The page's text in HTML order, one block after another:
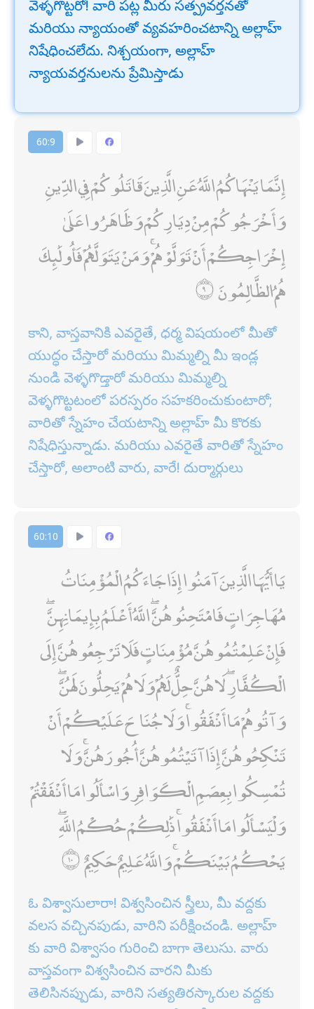
వెళ్ళగొట్టరో! వారి పట్ల మీరు సత్ప్రవర్తనతో
మరియు న్యాయంతో వ్యవహరించటాన్ని అల్లాహ్
నిషేధించలేదు. నిశ్చయంగా, అల్లాహ్
న్యాయవర్తనులను ప్రేమిస్తాడు
60:9
إِنَّمَا يَنْهَاكُمُ اللَّهُ عَنِ الَّذِينَ قَاتَلُوكُمْ فِي الدِّينِ
وَأَخْرَجُوكُمْ مِنْ دِيَارِكُمْ وَظَاهَرُوا عَلَىٰ
إِخْرَاجِكُمْ أَنْ تَوَلَّوْهُمْ ۚ وَمَنْ يَتَوَلَّهُمْ فَأُولَٰئِكَ
هُمُ الظَّالِمُونَ
కాని, వాస్తవానికి ఎవరైతే, ధర్మ విషయంలో మీతో
యుద్ధం చేస్తారో మరియు మిమ్మల్ని మీ ఇండ్ల
నుండి వెళ్ళగొడ్తారో మరియు మిమ్మల్ని
వెళ్ళగొట్టటంలో పరస్పరం సహకరించుకుంటారో;
వారితో స్నేహం చేయటాన్ని అల్లాహ్ మీ కొరకు
నిషేధిస్తున్నాడు. మరియు ఎవరైతే వారితో స్నేహం
చేస్తారో, అలాంటి వారు, వారే! దుర్మార్గులు
60:10
يَا أَيُّهَا الَّذِينَ آمَنُوا إِذَا جَاءَكُمُ الْمُؤْمِنَاتُ
مُهَاجِرَاتٍ فَامْتَحِنُوهُنَّ ۖ اللَّهُ أَعْلَمُ بِإِيمَانِهِنَّ ۖ
فَإِنْ عَلِمْتُمُوهُنَّ مُؤْمِنَاتٍ فَلَا تَرْجِعُوهُنَّ إِلَى
الْكُفَّارِ ۖ لَا هُنَّ حِلٌّ لَهُمْ وَلَا هُمْ يَحِلُّونَ لَهُنَّ ۖ
وَآتُوهُمْ مَا أَنْفَقُوا ۚ وَلَا جُنَاحَ عَلَيْكُمْ أَنْ
تَنْكِحُوهُنَّ إِذَا آتَيْتُمُوهُنَّ أُجُورَهُنَّ ۚ وَلَا
تُمْسِكُوا بِعِصَمِ الْكَوَافِرِ وَاسْأَلُوا مَا أَنْفَقْتُمْ
وَلْيَسْأَلُوا مَا أَنْفَقُوا ۚ ذَٰلِكُمْ حُكْمُ اللَّهِ ۖ
يَحْكُمُ بَيْنَكُمْ ۚ وَاللَّهُ عَلِيمٌ حَكِيمٌ
ఓ విశ్వాసులారా! విశ్వసించిన స్త్రీలు, మీ వద్దకు
వలస వచ్చినపుడు, వారిని పరీక్షించండి. అల్లాహ్
కు వారి విశ్వాసం గురించి బాగా తెలుసు. వారు
వాస్తవంగా విశ్వసించిన వారని మీకు
తెలిసినప్పుడు, వారిని సత్యతిరస్కారుల వద్దకు